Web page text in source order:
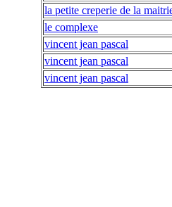
la petite creperie de la
le complexe
vincent jean pascal
vincent jean pascal
vincent jean pascal